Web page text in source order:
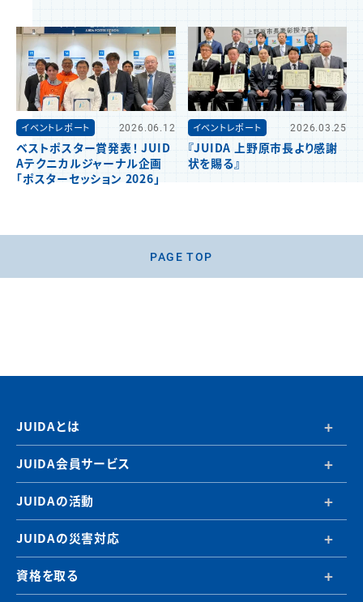
イベントレポート 2026.06.12
ベストポスター賞発表！ JUID
Aテクニカルジャーナル企画
「ポスターセッション 2026」
イベントレポート 2026.03.25
『JUIDA 上野原市長より感謝
状を賜る』
PAGE TOP
JUIDAとは
JUIDA会員サービス
JUIDAの活動
JUIDAの災害対応
資格を取る